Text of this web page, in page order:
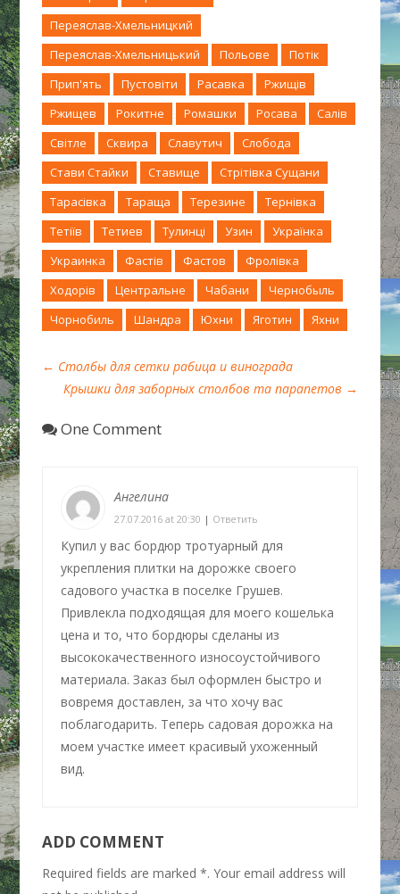
Переяслав-Хмельницкий
Переяслав-Хмельницький
Польове
Потік
Прип'ять
Пустовіти Расавка
Ржищів
Ржищев
Рокитне Ромашки Росава
Салів
Світле
Сквира Славутич
Слобода
Стави Стайки
Ставище
Стрітівка Сущани
Тарасівка
Тараща Терезине
Тернівка
Тетіїв
Тетиев Тулинці Узин
Українка
Украинка
Фастів Фастов
Фролівка
Ходорів
Центральне Чабани
Чернобыль
Чорнобиль
Шандра Юхни Яготин Яхни
← Столбы для сетки рабица и винограда
Крышки для заборных столбов та парапетов →
One Comment
Ангелина
27.07.2016 at 20:30 | Ответить
Купил у вас бордюр тротуарный для
укрепления плитки на дорожке своего
садового участка в поселке Грушев.
Привлекла подходящая для моего кошелька
цена и то, что бордюры сделаны из
высококачественного износоустойчивого
материала. Заказ был оформлен быстро и
вовремя доставлен, за что хочу вас
поблагодарить. Теперь садовая дорожка на
моем участке имеет красивый ухоженный
вид.
ADD COMMENT
Required fields are marked *. Your email address will